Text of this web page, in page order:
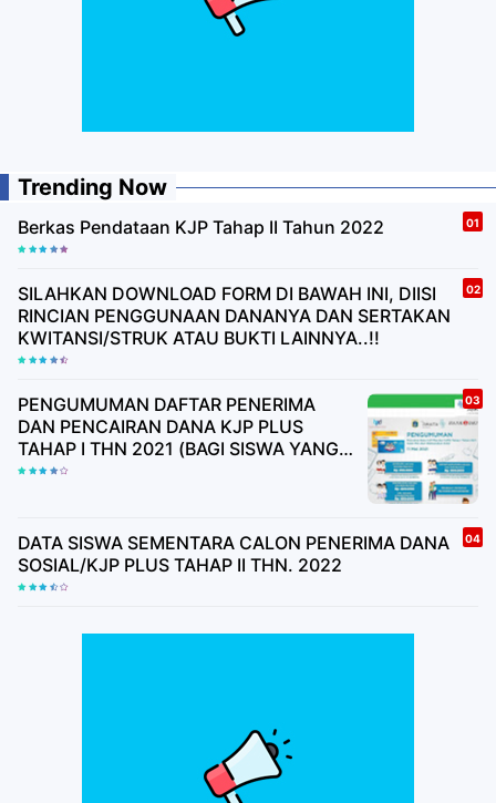
Trending Now
Berkas Pendataan KJP Tahap II Tahun 2022
SILAHKAN DOWNLOAD FORM DI BAWAH INI, DIISI
RINCIAN PENGGUNAAN DANANYA DAN SERTAKAN
KWITANSI/STRUK ATAU BUKTI LAINNYA..!!
PENGUMUMAN DAFTAR PENERIMA
DAN PENCAIRAN DANA KJP PLUS
TAHAP I THN 2021 (BAGI SISWA YANG
BELUM MEMILIKI BUKU TABUNGAN
DATA SISWA SEMENTARA CALON PENERIMA DANA
SOSIAL/KJP PLUS TAHAP II THN. 2022